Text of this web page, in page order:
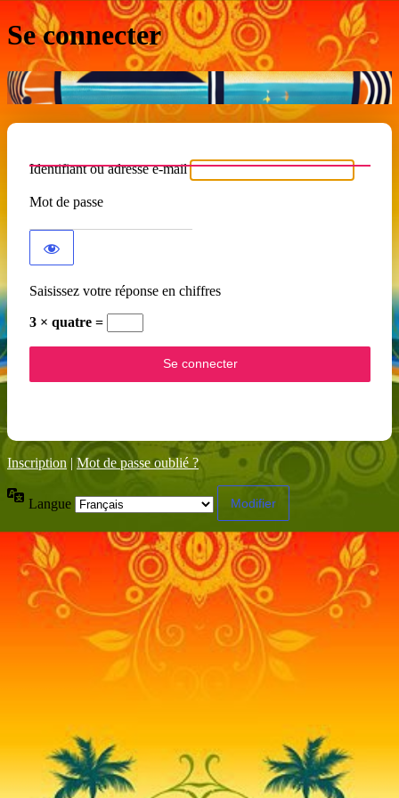
Se connecter
Identifiant ou adresse e-mail
Mot de passe
Saisissez votre réponse en chiffres
3 × quatre =
Inscription | Mot de passe oublié ?
Langue